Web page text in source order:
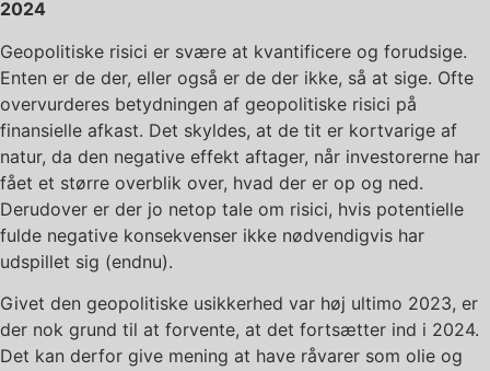
2024
Geopolitiske risici er svære at kvantificere og forudsige.
Enten er de der, eller også er de der ikke, så at sige. Ofte
overvurderes betydningen af geopolitiske risici på
finansielle afkast. Det skyldes, at de tit er kortvarige af
natur, da den negative effekt aftager, når investorerne har
fået et større overblik over, hvad der er op og ned.
Derudover er der jo netop tale om risici, hvis potentielle
fulde negative konsekvenser ikke nødvendigvis har
udspillet sig (endnu).
Givet den geopolitiske usikkerhed var høj ultimo 2023, er
der nok grund til at forvente, at det fortsætter ind i 2024.
Det kan derfor give mening at have råvarer som olie og